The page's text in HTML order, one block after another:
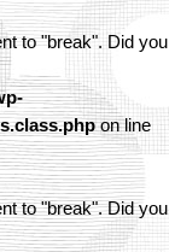
to "break". Did you
on line
to "break". Did you